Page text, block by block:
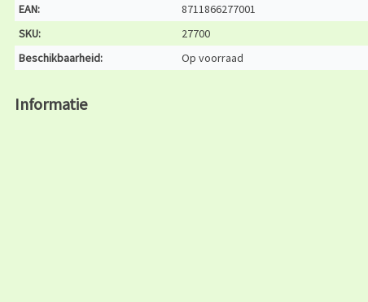
EAN:
8711866277001
SKU:
27700
Beschikbaarheid:
Op voorraad
Informatie